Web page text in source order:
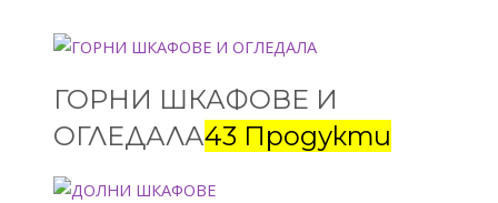
ГОРНИ ШКАФОВЕ И
ОГЛЕДАЛА43 Продукти